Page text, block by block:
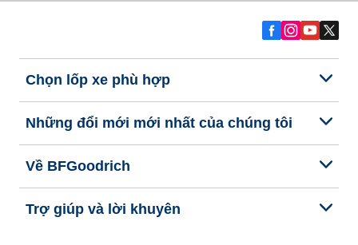
Chọn lốp xe phù hợp
Những đổi mới mới nhất của chúng tôi
Về BFGoodrich
Trợ giúp và lời khuyên